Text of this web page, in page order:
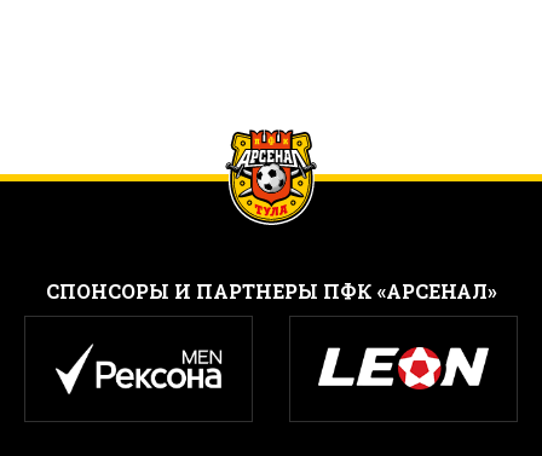
CПОНСОРЫ И ПАРТНЕРЫ ПФК «АРСЕНАЛ»